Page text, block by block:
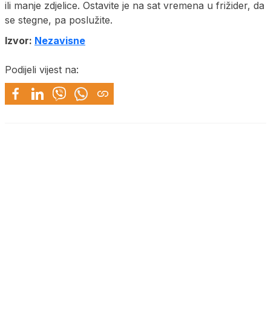
ili manje zdjelice. Ostavite je na sat vremena u frižider, da
se stegne, pa poslužite.
Izvor: Nezavisne
Podijeli vijest na: